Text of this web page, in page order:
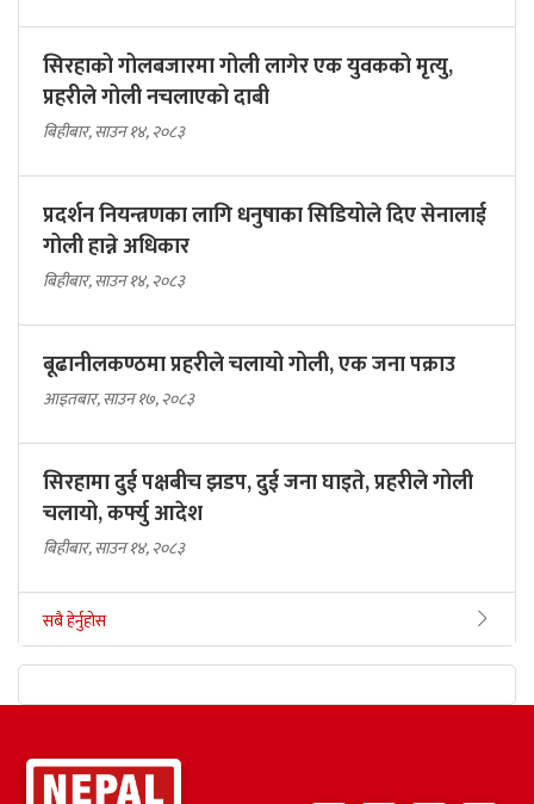
सिरहाको गोलबजारमा गोली लागेर एक युवकको मृत्यु,
प्रहरीले गोली नचलाएको दाबी
बिहीबार, साउन १४, २०८३
प्रदर्शन नियन्त्रणका लागि धनुषाका सिडियोले दिए सेनालाई
गोली हान्ने अधिकार
बिहीबार, साउन १४, २०८३
बूढानीलकण्ठमा प्रहरीले चलायो गोली, एक जना पक्राउ
आइतबार, साउन १७, २०८३
सिरहामा दुई पक्षबीच झडप, दुई जना घाइते, प्रहरीले गोली
चलायो, कर्फ्यु आदेश
बिहीबार, साउन १४, २०८३
सबै हेर्नुहोस